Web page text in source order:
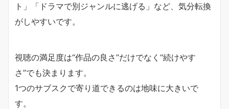
ト」「ドラマで別ジャンルに逃げる」など、気分転換
がしやすいです。
視聴の満足度は“作品の良さ”だけでなく“続けやす
さ”でも決まります。
1つのサブスクで寄り道できるのは地味に大きいで
す。